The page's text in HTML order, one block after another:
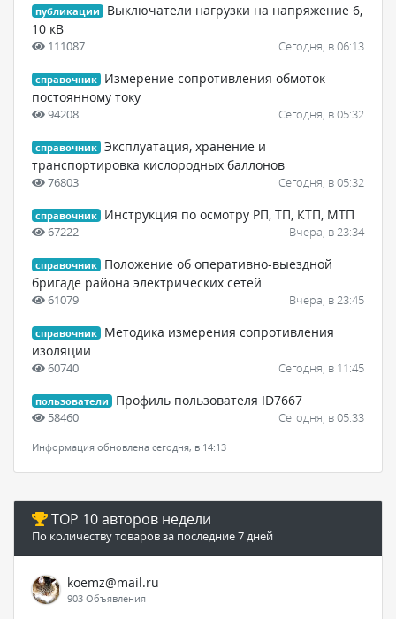
публикации
Выключатели нагрузки на напряжение 6,
10 кВ
111087 Сегодня, в 06:13
справочник
Измерение сопротивления обмоток
постоянному току
94208 Сегодня, в 05:32
справочник Эксплуатация, хранение и
транспортировка кислородных баллонов
76803 Сегодня, в 05:32
справочник Инструкция по осмотру РП, ТП, КТП, МТП
67222 Вчера, в 23:34
справочник
Положение об оперативно-выездной
бригаде района электрических сетей
61079 Вчера, в 23:45
справочник
Методика измерения сопротивления
изоляции
60740 Сегодня, в 11:45
пользователи Профиль пользователя ID7667
58460 Сегодня, в 05:33
Информация обновлена сегодня, в 14:13
TOP 10 авторов недели
По количеству товаров за последние 7 дней
koemz@mail.ru
903 Объявления